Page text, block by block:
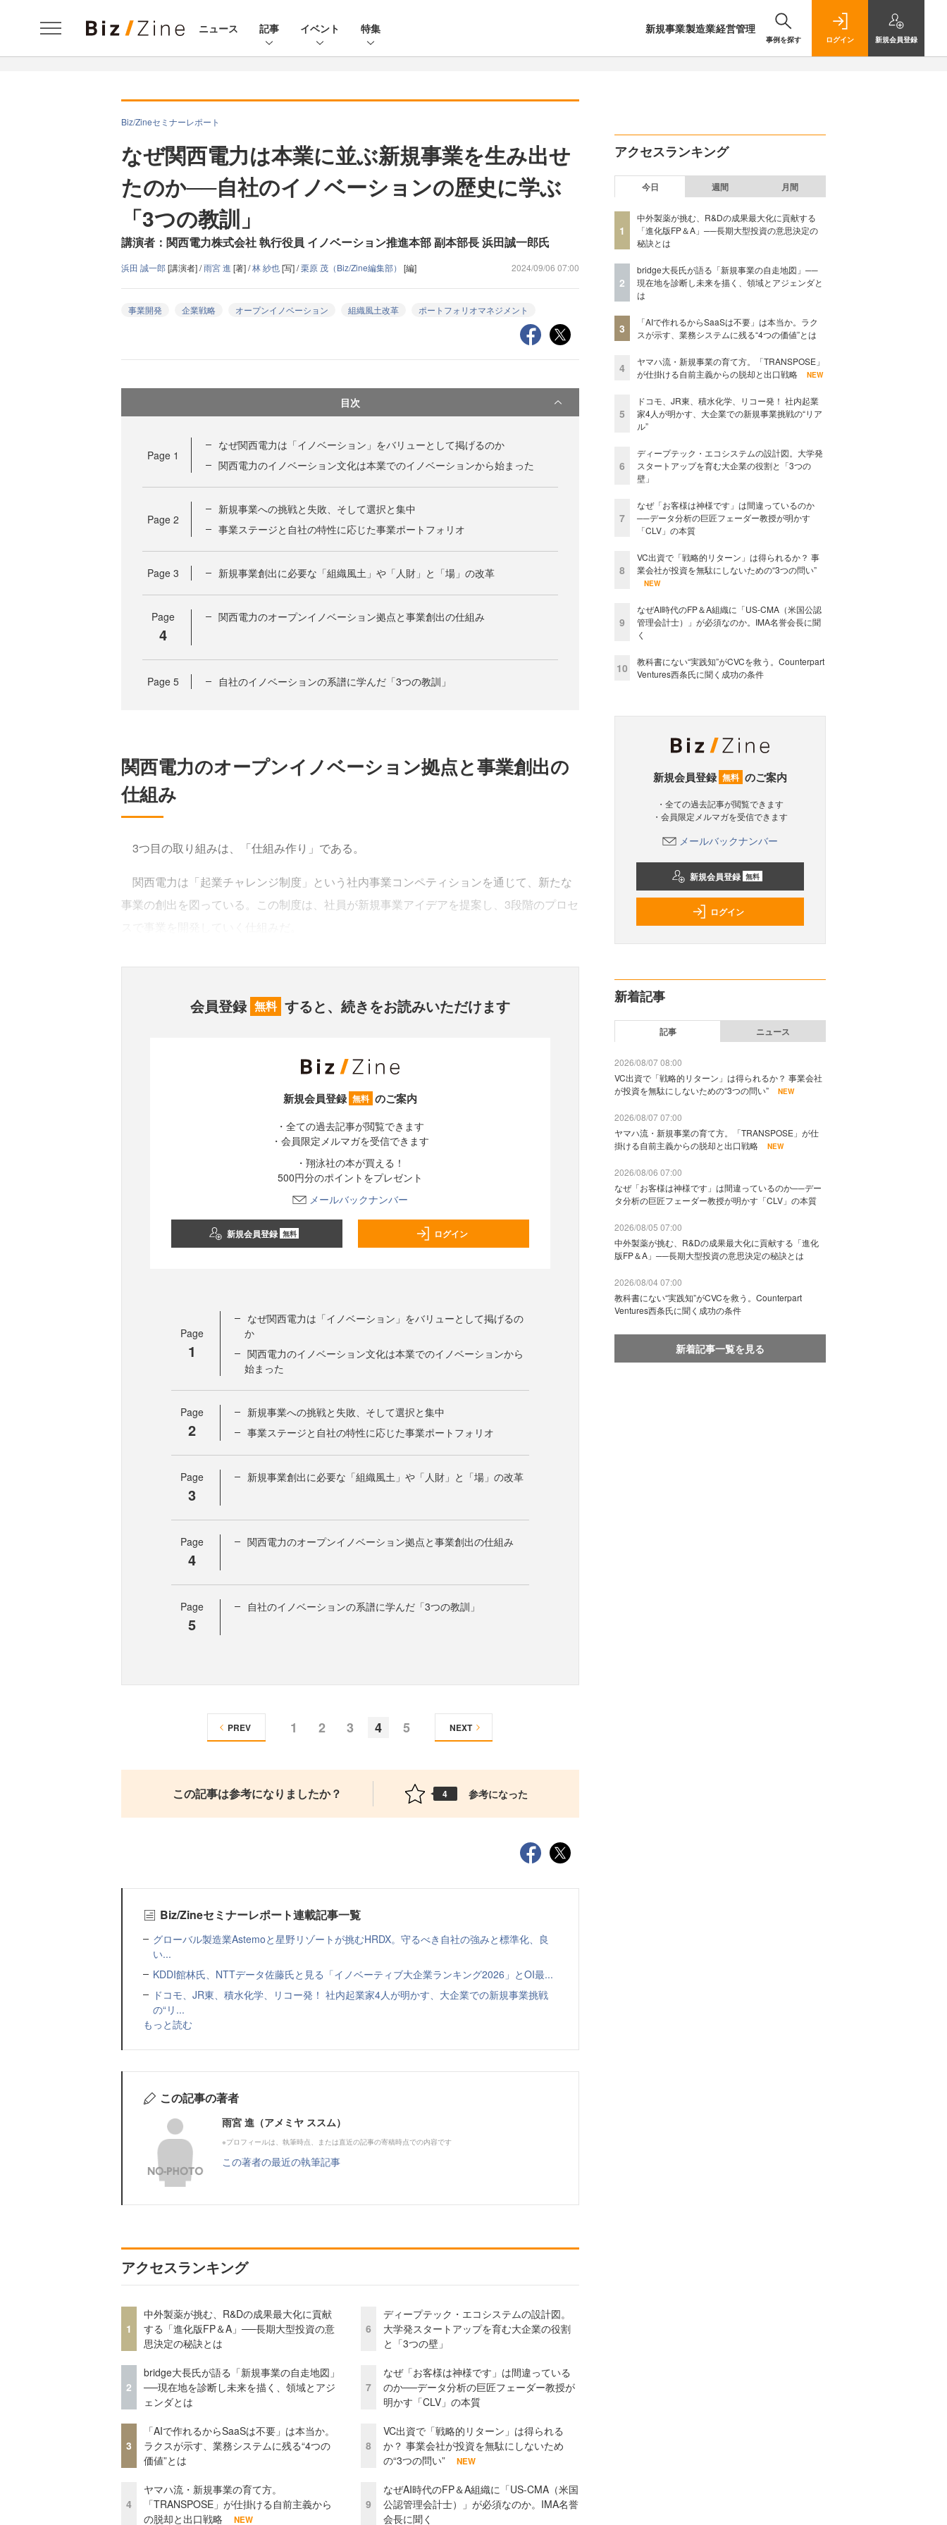
ニュース 記事 イベント 特集 新規事業製造業経営管理
事例を探す ログイン 新規会員登録
Biz/Zineセミナーレポート
なぜ関西電力は本業に並ぶ新規事業を生み出せ
たのか──自社のイノベーションの歴史に学ぶ
「3つの教訓」
講演者：関西電力株式会社 執行役員 イノベーション推進本部 副本部長 浜田誠一郎氏
浜田 誠一郎[講演者] /雨宮 進 [著] /林 紗也[写] /栗原 茂（Biz/Zine編集部） [編] 2024/09/06 07:00
事業開発 企業戦略 オープンイノベーション 組織風土改革 ポートフォリオマネジメント
目次
Page 1
なぜ関西電力は「イノベーション」をバリューとして掲げるのか
関西電力のイノベーション文化は本業でのイノベーションから始まった
Page 2
新規事業への挑戦と失敗、そして選択と集中
事業ステージと自社の特性に応じた事業ポートフォリオ
Page 3 新規事業創出に必要な「組織風土」や「人財」と「場」の改革
Page
4
関西電力のオープンイノベーション拠点と事業創出の仕組み
Page 5 自社のイノベーションの系譜に学んだ「3つの教訓」
関西電力のオープンイノベーション拠点と事業創出の
仕組み
3つ目の取り組みは、「仕組み作り」である。
関西電力は「起業チャレンジ制度」という社内事業コンペティションを通じて、新たな
事業の創出を図っている。この制度は、社員が新規事業アイデアを提案し、3段階のプロセ
会員登録 無料 すると、続きをお読みいただけます
新規会員登録 無料 のご案内
・全ての過去記事が閲覧できます
・会員限定メルマガを受信できます
・翔泳社の本が買える！
500円分のポイントをプレゼント
メールバックナンバー
新規会員登録 無料 ログイン
Page
1
なぜ関西電力は「イノベーション」をバリューとして掲げるの
か
関西電力のイノベーション文化は本業でのイノベーションから
始まった
Page
2
新規事業への挑戦と失敗、そして選択と集中
事業ステージと自社の特性に応じた事業ポートフォリオ
Page
3
新規事業創出に必要な「組織風土」や「人財」と「場」の改革
Page
4
関西電力のオープンイノベーション拠点と事業創出の仕組み
Page
5
自社のイノベーションの系譜に学んだ「3つの教訓」
1 2 3 4 5
PREV NEXT
この記事は参考になりましたか？ 4 参考になった
Biz/Zineセミナーレポート連載記事一覧
グローバル製造業Astemoと星野リゾートが挑むHRDX。守るべき自社の強みと標準化、良
い...
KDDI館林氏、NTTデータ佐藤氏と見る「イノベーティブ大企業ランキング2026」とOI最...
ドコモ、JR東、積水化学、リコー発！ 社内起業家4人が明かす、大企業での新規事業挑戦
の“リ...
もっと読む
この記事の著者
雨宮 進（アメミヤ ススム）
※プロフィールは、執筆時点、または直近の記事の寄稿時点での内容です
この著者の最近の執筆記事
アクセスランキング
1
中外製薬が挑む、R&Dの成果最大化に貢献
する「進化版FP＆A」──長期大型投資の意
思決定の秘訣とは
2
bridge大長氏が語る「新規事業の自走地図」
──現在地を診断し未来を描く、領域とアジ
ェンダとは
3
「AIで作れるからSaaSは不要」は本当か。
ラクスが示す、業務システムに残る“4つの
価値”とは
4
ヤマハ流・新規事業の育て方。
「TRANSPOSE」が仕掛ける自前主義から
の脱却と出口戦略
NEW
6
ディープテック・エコシステムの設計図。
大学発スタートアップを育む大企業の役割
と「3つの壁」
7
なぜ「お客様は神様です」は間違っている
のか──データ分析の巨匠フェーダー教授が
明かす「CLV」の本質
8
VC出資で「戦略的リターン」は得られる
か？ 事業会社が投資を無駄にしないため
の“3つの問い”
NEW
9
なぜAI時代のFP＆A組織に「US-CMA（米国
公認管理会計士）」が必須なのか。IMA名誉
会長に聞く
アクセスランキング
今日 週間 月間
1
中外製薬が挑む、R&Dの成果最大化に貢献する
「進化版FP＆A」──長期大型投資の意思決定の
秘訣とは
2
bridge大長氏が語る「新規事業の自走地図」──
現在地を診断し未来を描く、領域とアジェンダと
は
3
「AIで作れるからSaaSは不要」は本当か。ラク
スが示す、業務システムに残る“4つの価値”とは
4
ヤマハ流・新規事業の育て方。「TRANSPOSE」
が仕掛ける自前主義からの脱却と出口戦略
NEW
5
ドコモ、JR東、積水化学、リコー発！ 社内起業
家4人が明かす、大企業での新規事業挑戦の“リア
ル”
6
ディープテック・エコシステムの設計図。大学発
スタートアップを育む大企業の役割と「3つの
壁」
7
なぜ「お客様は神様です」は間違っているのか
──データ分析の巨匠フェーダー教授が明かす
「CLV」の本質
8
VC出資で「戦略的リターン」は得られるか？ 事
業会社が投資を無駄にしないための“3つの問い”
NEW
9
なぜAI時代のFP＆A組織に「US-CMA（米国公認
管理会計士）」が必須なのか。IMA名誉会長に聞
く
10
教科書にない“実践知”がCVCを救う。Counterpart
Ventures西条氏に聞く成功の条件
新規会員登録 無料 のご案内
・全ての過去記事が閲覧できます
・会員限定メルマガを受信できます
メールバックナンバー
新規会員登録 無料
ログイン
新着記事
記事 ニュース
2026/08/07 08:00
VC出資で「戦略的リターン」は得られるか？ 事業会社
が投資を無駄にしないための“3つの問い”
NEW
2026/08/07 07:00
ヤマハ流・新規事業の育て方。「TRANSPOSE」が仕
掛ける自前主義からの脱却と出口戦略
NEW
2026/08/06 07:00
なぜ「お客様は神様です」は間違っているのか──デー
タ分析の巨匠フェーダー教授が明かす「CLV」の本質
2026/08/05 07:00
中外製薬が挑む、R&Dの成果最大化に貢献する「進化
版FP＆A」──長期大型投資の意思決定の秘訣とは
2026/08/04 07:00
教科書にない“実践知”がCVCを救う。Counterpart
Ventures西条氏に聞く成功の条件
新着記事一覧を見る